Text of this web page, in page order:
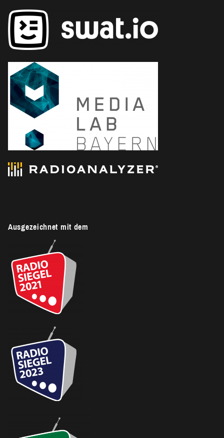
Ausgezeichnet mit dem